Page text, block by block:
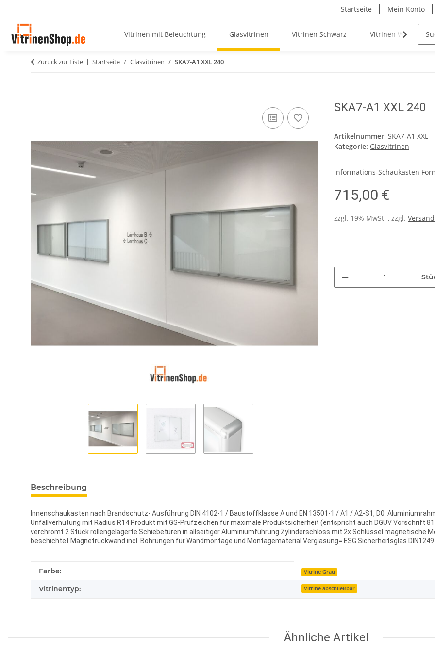
Startseite Mein Konto
Vitrinen mit Beleuchtung Glasvitrinen Vitrinen Schwarz Vitrinen Weiß
Zurück zur Liste Startseite Glasvitrinen SKA7-A1 XXL 240
SKA7-A1 XXL 240
Artikelnummer: SKA7-A1 XXL
Kategorie: Glasvitrinen
Informations-Schaukasten
715,00 €
zzgl. 19% MwSt. , zzgl. Versand
Beschreibung
Innenschaukasten nach Brandschutz- Ausführung DIN 4102-1 / Baustoffklasse A und EN 13501-1 / A1 / A2-S1, D0,
Unfallverhütung mit Radius R14 Produkt mit GS-Prüfzeichen für maximale Produktsicherheit (entspricht auch DGUV Vorschrift
verchromt 2 Stück rollengelagerte Schiebetüren in allseitiger Aluminiumführung Zylinderschloss mit 2x Schlüssel magnetische
beschichtet Magnetrückwand incl. Bohrungen für Wandmontage und Montagematerial Verglasung= ESG Sicherheitsglas DIN1249
Produkteigenschaft
Wert
Farbe: Vitrine Grau
Vitrinentyp: Vitrine abschließbar
Ähnliche Artikel